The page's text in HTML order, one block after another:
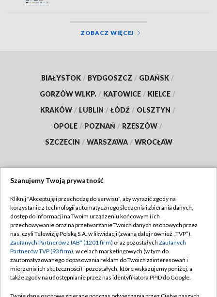
ZOBACZ WIĘCEJ
BIAŁYSTOK / BYDGOSZCZ / GDAŃSK /
GORZÓW WLKP. / KATOWICE / KIELCE /
KRAKÓW / LUBLIN / ŁÓDŹ / OLSZTYN /
OPOLE / POZNAŃ / RZESZÓW /
SZCZECIN / WARSZAWA / WROCŁAW
TVP
Abonament TVP
Emisja w TVP
Centrum informacji TVP
Naziemna Telewizja Cyfrowa
Regulamin TVP
Polityka prywatności
Moje zgody
Pomoc
Szanujemy Twoją prywatność
Kliknij "Akceptuję i przechodzę do serwisu", aby wyrazić zgody na
korzystanie z technologii automatycznego śledzenia i zbierania danych,
dostęp do informacji na Twoim urządzeniu końcowym i ich
przechowywanie oraz na przetwarzanie Twoich danych osobowych przez
nas, czyli Telewizję Polską S.A. w likwidacji (zwaną dalej również „TVP”),
Zaufanych Partnerów z IAB* (1201 firm) oraz pozostałych Zaufanych
Partnerów TVP (93 firm), w celach marketingowych (w tym do
zautomatyzowanego dopasowania reklam do Twoich zainteresowań i
mierzenia ich skuteczności) i pozostałych, które wskazujemy poniżej, a
także zgody na udostępnianie przez nas identyfikatora PPID do Google.